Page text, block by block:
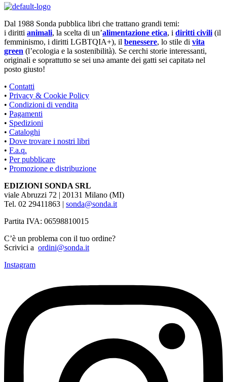
Dal 1988 Sonda pubblica libri che trattano grandi temi:
i diritti animali, la scelta di un’alimentazione etica, i diritti civili (il
femminismo, i diritti LGBTQIA+), il benessere, lo stile di vita
green (l’ecologia e la sostenibilità). Se cerchi storie interessanti,
originali e soprattutto se sei unə amante dei gatti sei capitatə nel
posto giusto!
• Contatti
• Privacy & Cookie Policy
• Condizioni di vendita
• Pagamenti
• Spedizioni
• Cataloghi
• Dove trovare i nostri libri
• F.a.q.
• Per pubblicare
• Promozione e distribuzione
EDIZIONI SONDA SRL
viale Abruzzi 72 | 20131 Milano (MI)
Tel. 02 29411863 | sonda@sonda.it
Partita IVA: 06598810015
C’è un problema con il tuo ordine?
Scrivici a ordini@sonda.it
Instagram